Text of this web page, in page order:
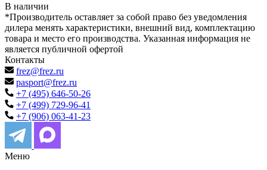
В наличии
*Производитель оставляет за собой право без уведомления
дилера менять характеристики, внешний вид, комплектацию
товара и место его производства. Указанная информация не
является публичной офертой
Контакты
frez@frez.ru
pasport@frez.ru
+7 (495) 646-50-26
+7 (499) 729-96-41
+7 (906) 063-41-23
Меню